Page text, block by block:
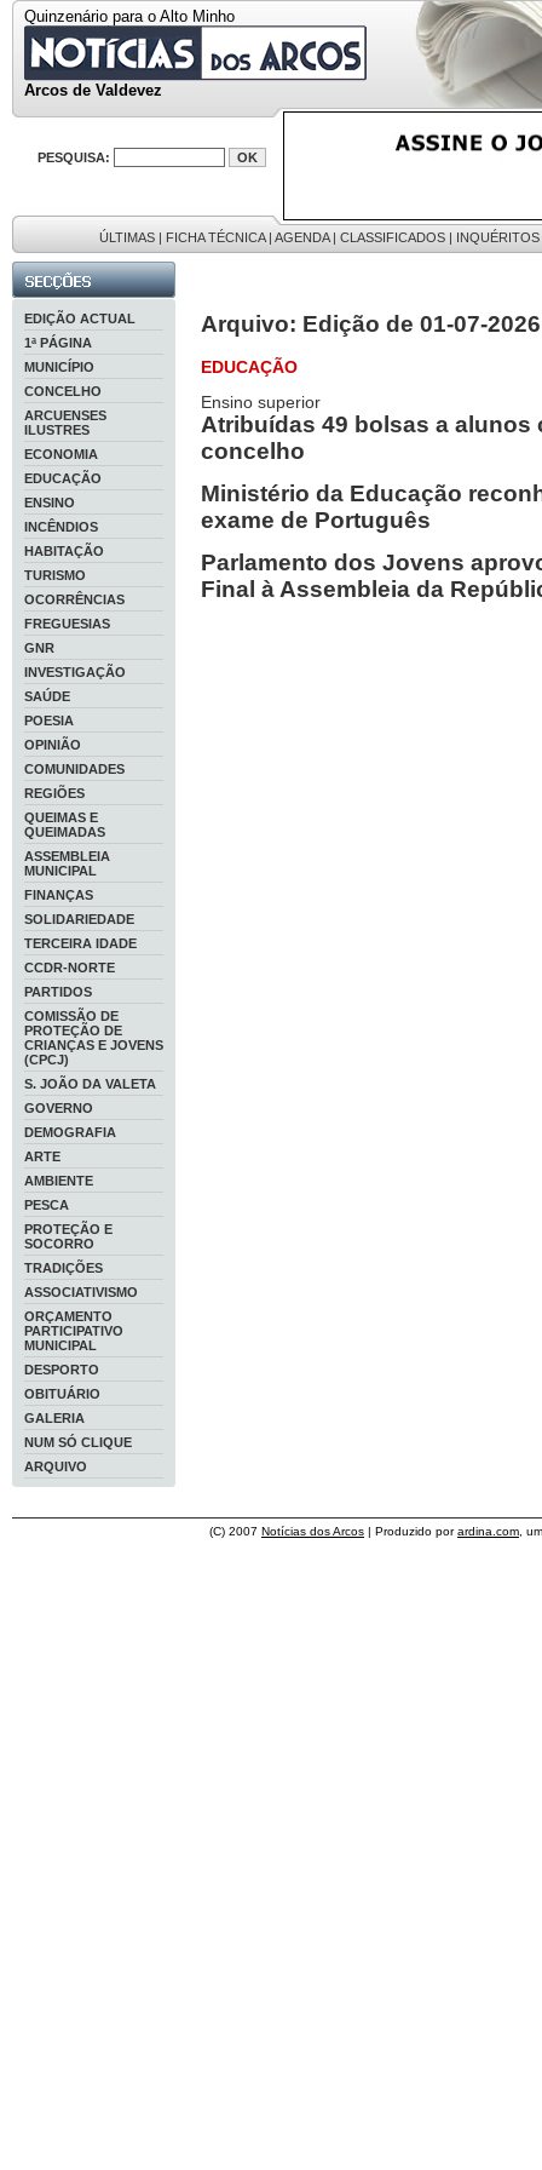
Quinzenário para o Alto Minho
Arcos de Valdevez
PESQUISA:
ÚLTIMAS | FICHA TÉCNICA| AGENDA| CLASSIFICADOS | INQUÉRITOS
EDIÇÃO ACTUAL
1ª PÁGINA
MUNICÍPIO
CONCELHO
ARCUENSES
ILUSTRES
ECONOMIA
EDUCAÇÃO
ENSINO
INCÊNDIOS
HABITAÇÃO
TURISMO
OCORRÊNCIAS
FREGUESIAS
GNR
INVESTIGAÇÃO
SAÚDE
POESIA
OPINIÃO
COMUNIDADES
REGIÕES
QUEIMAS E
QUEIMADAS
ASSEMBLEIA
MUNICIPAL
FINANÇAS
SOLIDARIEDADE
TERCEIRA IDADE
CCDR-NORTE
PARTIDOS
COMISSÃO DE
PROTEÇÃO DE
CRIANÇAS E JOVENS
(CPCJ)
S. JOÃO DA VALETA
GOVERNO
DEMOGRAFIA
ARTE
AMBIENTE
PESCA
PROTEÇÃO E
SOCORRO
TRADIÇÕES
ASSOCIATIVISMO
ORÇAMENTO
PARTICIPATIVO
MUNICIPAL
DESPORTO
OBITUÁRIO
GALERIA
NUM SÓ CLIQUE
ARQUIVO
Arquivo: Edição de 01-07-2026
EDUCAÇÃO
Ensino superior
Atribuídas 49 bolsas a alunos
concelho
Ministério da Educação
exame de Português
Parlamento dos Jovens
Final à Assembleia da
(C) 2007 Notícias dos Arcos | Produzido porardina.com ,